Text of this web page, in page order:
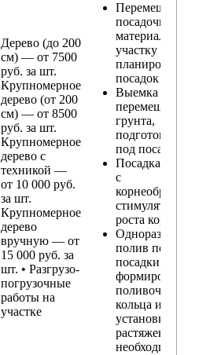
Дерево (до 200
см) — от 7500
руб. за шт.
Крупномерное
дерево (от 200
см) — от 8500
руб. за шт.
Крупномерное
дерево с
техникой —
от 10 000 руб.
за шт.
Крупномерное
дерево
вручную — от
15 000 руб. за
шт. • Разгрузо-
погрузочные
работы на
участке
Перемещение
посадочного
материала по
участку и
планирование
посадок
Выемка и
перемещение
грунта,
подготовка
под посадку
Посадка
с
стимулятором
роста корней
Одноразовый
полив после
посадки,
формирование
поливочного
кольца и
установка
растяжек (при